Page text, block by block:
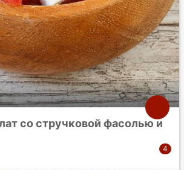
со стручковой фасолью и